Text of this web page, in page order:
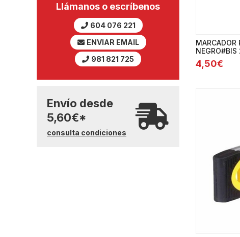
MARCADOR
NEGRO#BIS
4,50€
Llámanos o escríbenos
604 076 221
ENVIAR EMAIL
981 821 725
Envío desde
5,60€*
consulta condiciones